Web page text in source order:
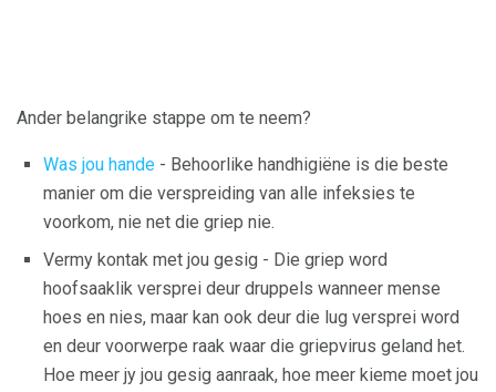
Ander belangrike stappe om te neem?
Was jou hande - Behoorlike handhigiëne is die beste
manier om die verspreiding van alle infeksies te
voorkom, nie net die griep nie.
Vermy kontak met jou gesig - Die griep word
hoofsaaklik versprei deur druppels wanneer mense
hoes en nies, maar kan ook deur die lug versprei word
en deur voorwerpe raak waar die griepvirus geland het.
Hoe meer jy jou gesig aanraak, hoe meer kieme moet jou